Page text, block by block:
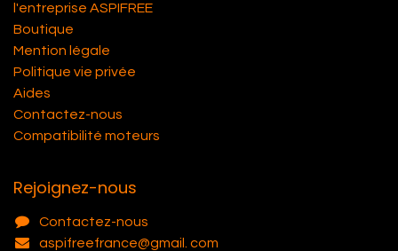
l'entreprise ASPIFREE
Boutique
Mention légale
Politique vie privée
Aides
Contactez-nous
Compatibilité moteurs
Rejoignez-nous
Contactez-nous
aspifreefrance@gmail. com